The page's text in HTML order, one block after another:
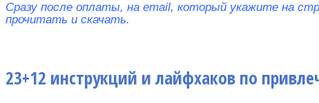
Сразу после оплаты, на email, который укажите на
прочитать и скачать.
23+12 инструкций и лайфхаков по